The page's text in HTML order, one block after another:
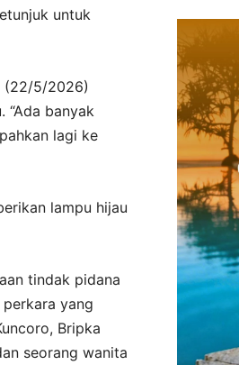
untuk
(22/5/2026)
“Ada banyak
lagi ke
lampu hijau
tindak pidana
yang
Bripka
seorang wanita